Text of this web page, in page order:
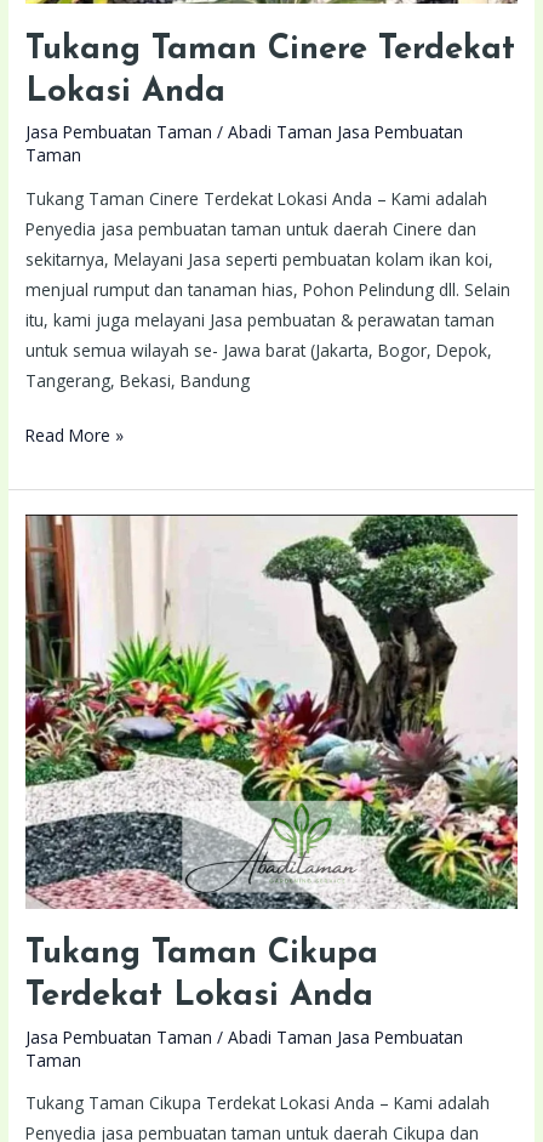
Tukang Taman Cinere Terdekat
Lokasi Anda
Jasa Pembuatan Taman /Abadi Taman Jasa Pembuatan
Taman
Tukang Taman Cinere Terdekat Lokasi Anda – Kami adalah
Penyedia jasa pembuatan taman untuk daerah Cinere dan
sekitarnya, Melayani Jasa seperti pembuatan kolam ikan koi,
menjual rumput dan tanaman hias, Pohon Pelindung dll. Selain
itu, kami juga melayani Jasa pembuatan & perawatan taman
untuk semua wilayah se- Jawa barat (Jakarta, Bogor, Depok,
Tangerang, Bekasi, Bandung
Read More »
Tukang Taman Cikupa
Terdekat Lokasi Anda
Jasa Pembuatan Taman /Abadi Taman Jasa Pembuatan
Taman
Tukang Taman Cikupa Terdekat Lokasi Anda – Kami adalah
Penyedia jasa pembuatan taman untuk daerah Cikupa dan
Tukang
Taman
Cikupa
Terdekat
Lokasi
Anda